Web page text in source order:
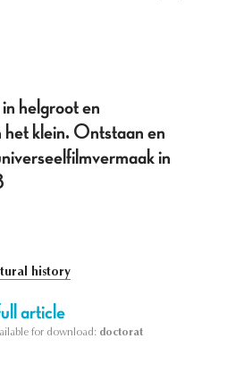
helgroot en
klein. Ontstaan en
in
history
article
for download: doctorat